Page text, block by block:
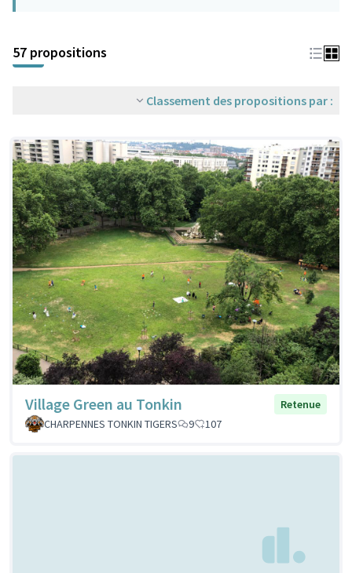
57 propositions
Classement des propositions par :
Village Green au Tonkin
Retenue
CHARPENNES TONKIN TIGERS
9 107